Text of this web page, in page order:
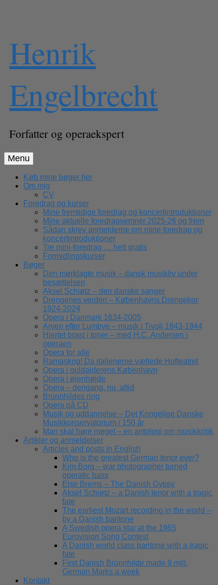
content
Henrik
Engelbrecht
Forfatter og operaekspert
Menu
Køb mine bøger her
Om mig
CV
Foredrag og kurser
Mine fremtidige foredrag og koncertintroduktioner
Mine aktuelle foredragsemner 2025-26 og frem
Sådan skrev anmelderne om mine foredrag og
koncertintroduktioner
Tre mini-foredrag … helt gratis
Formidlingskurser
Bøger
Den mørklagte musik – dansk musikliv under
besættelsen
Aksel Schiøtz – den danske sanger
Drengenes verden – Københavns Drengekor
1924-2024
Opera i Danmark 1634-2005
Arven efter Lumbye – musik i Tivoli 1843-1944
Hjertet brast i toner – med H.C. Andersen i
operaen
Opera for alle
Ramaskrig! Da italienerne væltede Hofteatret
Opera i guldalderens København
Opera i øjenhøjde
Opera – dengang, nu, altid
Brünnhildes ring
Opera på CD
Musik og uddannelse – Det Kongelige Danske
Musikkonservatorium i 150 år
Man skal høre meget – en antologi om musikkritik
Artikler og anmeldelser
Articles and posts in English
Who is the greatest German tenor ever?
Kim Borg – war photographer turned
operatic bass
Else Brems – The Danish Gypsy
Aksel Schiøtz – a Danish tenor with a tragic
fate
The earliest Mozart recording in the world –
by a Danish baritone
A Swedish opera star at the 1965
Eurovision Song Contest
A Danish world class baritone with a tragic
fate
First Danish Brünnhilde made 9 mill.
German Marks a week
Kontakt